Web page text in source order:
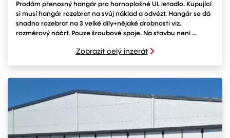
Prodám přenosný hangár pro hornoplošné UL letadlo. Kupující
si musí hangár rozebrat na svůj náklad a odvézt. Hangár se dá
snadno rozebrat na 3 velké díly+nějaké drobnosti viz.
rozměrový náčrt. Pouze šroubové spoje. Na stavbu není ...
Zobrazit celý inzerát